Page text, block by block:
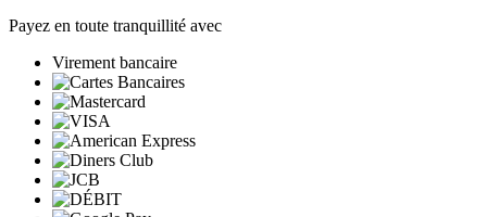
Payez en toute tranquillité avec
Virement bancaire